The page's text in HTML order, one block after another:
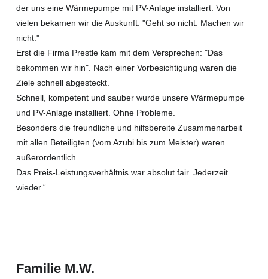
der uns eine Wärmepumpe mit PV-Anlage installiert. Von
vielen bekamen wir die Auskunft: "Geht so nicht. Machen wir
nicht."
Erst die Firma Prestle kam mit dem Versprechen: "Das
bekommen wir hin". Nach einer Vorbesichtigung waren die
Ziele schnell abgesteckt.
Schnell, kompetent und sauber wurde unsere Wärmepumpe
und PV-Anlage installiert. Ohne Probleme.
Besonders die freundliche und hilfsbereite Zusammenarbeit
mit allen Beteiligten (vom Azubi bis zum Meister) waren
außerordentlich.
Das Preis-Leistungsverhältnis war absolut fair. Jederzeit
wieder.“
Familie M.W.